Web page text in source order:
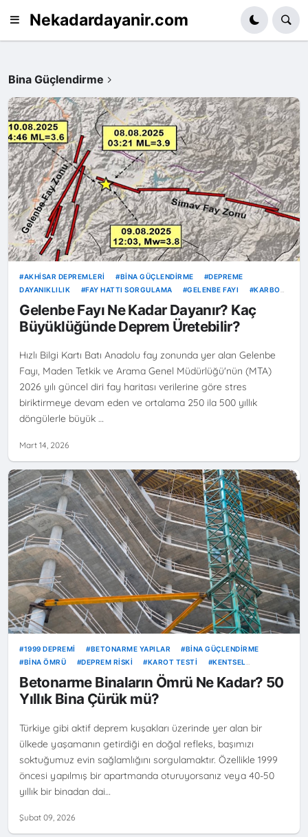
Nekadardayanir.com
Bina Güçlendirme
AKHISAR DEPREMLERI BINA GÜÇLENDIRME
DEPREME
DAYANIKLILIK
FAY HATTI SORGULAMA GELENBE FAYI
KARBON
FIBER GÜÇLENDIRME
MANISA DEPREM
RISKI
MTA DIRI FAY HARITASI ZEMIN SIVILAŞMASI
Gelenbe Fayı Ne Kadar Dayanır? Kaç
Büyüklüğünde Deprem Üretebilir?
Hızlı Bilgi Kartı Batı Anadolu fay zonunda yer alan Gelenbe
Fayı, Maden Tetkik ve Arama Genel Müdürlüğü'nün (MTA)
2026 yılı güncel diri fay haritası verilerine göre stres
biriktirmeye devam eden ve ortalama 250 ila 500 yıllık
döngülerle büyük …
Mart 14, 2026
1999 DEPREMI BETONARME YAPILAR
BINA GÜÇLENDIRME
BINA ÖMRÜ
DEPREM RISKI KAROT TESTI
KENTSEL
KOROZYON RISKLI YAPI
Betonarme Binaların Ömrü Ne Kadar? 50
Yıllık Bina Çürük mü?
Türkiye gibi aktif deprem kuşakları üzerinde yer alan bir
ülkede yaşamanın getirdiği en doğal refleks, başımızı
soktuğumuz evin sağlamlığını sorgulamaktır. Özellikle 1999
öncesi yapılmış bir apartmanda oturuyorsanız veya 40-50
yıllık bir binadan dai…
Şubat 09, 2026